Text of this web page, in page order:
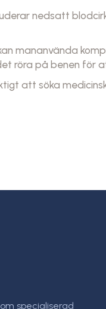
nedsatt
mananvända
röra på benen för
att söka
specialiserad